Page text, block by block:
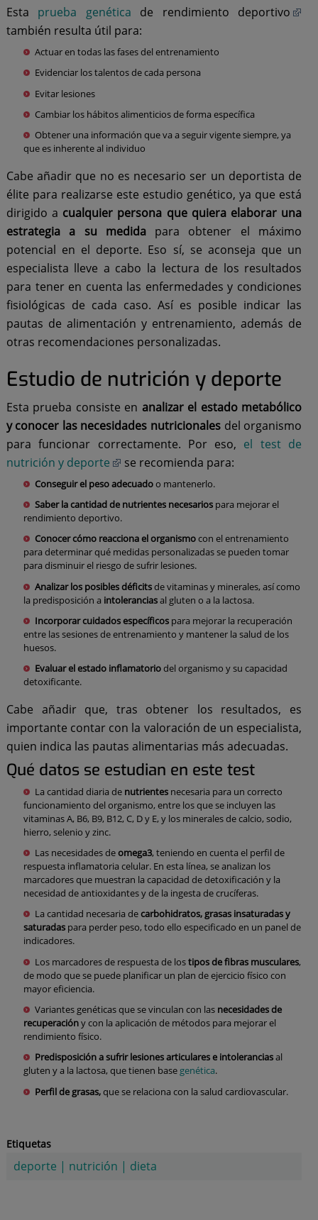
Esta prueba genética de rendimiento deportivo
también resulta útil para:
Actuar en todas las fases del entrenamiento
Evidenciar los talentos de cada persona
Evitar lesiones
Cambiar los hábitos alimenticios de forma específica
Obtener una información que va a seguir vigente siempre, ya
que es inherente al individuo
Cabe añadir que no es necesario ser un deportista de
élite para realizarse este estudio genético, ya que está
dirigido a cualquier persona que quiera elaborar una
estrategia a su medidapara obtener el máximo
potencial en el deporte. Eso sí, se aconseja que un
especialista lleve a cabo la lectura de los resultados
para tener en cuenta las enfermedades y condiciones
fisiológicas de cada caso. Así es posible indicar las
pautas de alimentación y entrenamiento, además de
otras recomendaciones personalizadas.
Estudio de nutrición y deporte
Esta prueba consiste en analizar el estado metabólico
y conocer las necesidades nutricionales del organismo
para funcionar correctamente. Por eso, el test de
nutrición y deporte
se recomienda para:
Conseguir el peso adecuadoo mantenerlo.
Saber la cantidad de nutrientes necesarios para mejorar el
rendimiento deportivo.
Conocer cómo reacciona el organismocon el entrenamiento
para determinar qué medidas personalizadas se pueden tomar
para disminuir el riesgo de sufrir lesiones.
Analizar los posibles déficitsde vitaminas y minerales, así como
la predisposición a intoleranciasal gluten o a la lactosa.
Incorporar cuidados específicospara mejorar la recuperación
entre las sesiones de entrenamiento y mantener la salud de los
huesos.
Evaluar el estado inflamatoriodel organismo y su capacidad
detoxificante.
Cabe añadir que, tras obtener los resultados, es
importante contar con la valoración de un especialista,
quien indica las pautas alimentarias más adecuadas.
Qué datos se estudian en este test
La cantidad diaria denutrientesnecesaria para un correcto
funcionamiento del organismo, entre los que se incluyen las
vitaminas A, B6, B9, B12, C, D y E, y los minerales de calcio, sodio,
hierro, selenio y zinc.
Las necesidades deomega3, teniendo en cuenta el perfil de
respuesta inflamatoria celular. En esta línea, se analizan los
marcadores que muestran la capacidad de detoxificación y la
necesidad de antioxidantes y de la ingesta de crucíferas.
La cantidad necesaria decarbohidratos, grasas insaturadas y
saturadaspara perder peso, todo ello especificado en un panel de
indicadores.
Los marcadores de respuesta de lostipos de fibras musculares,
de modo que se puede planificar un plan de ejercicio físico con
mayor eficiencia.
Variantes genéticas que se vinculan con lasnecesidades de
recuperacióny con la aplicación de métodos para mejorar el
rendimiento físico.
Predisposición a sufrir lesiones articulares e intoleranciasal
gluten y a la lactosa, que tienen base genética.
Perfil de grasas,que se relaciona con la salud cardiovascular.
Etiquetas
deporte | nutrición | dieta